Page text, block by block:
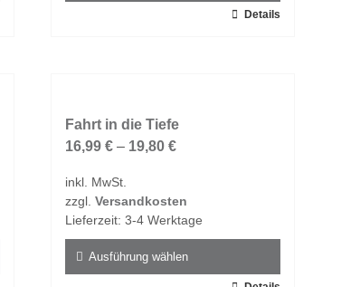
auf.
Die
können
auf
Produktseite
gewählt
Details
Fahrt in die Tiefe
16,99 € – 19,80 €
inkl. MwSt.
zzgl. Versandkosten
Lieferzeit: 3-4 Werktage
Ausführung wählen